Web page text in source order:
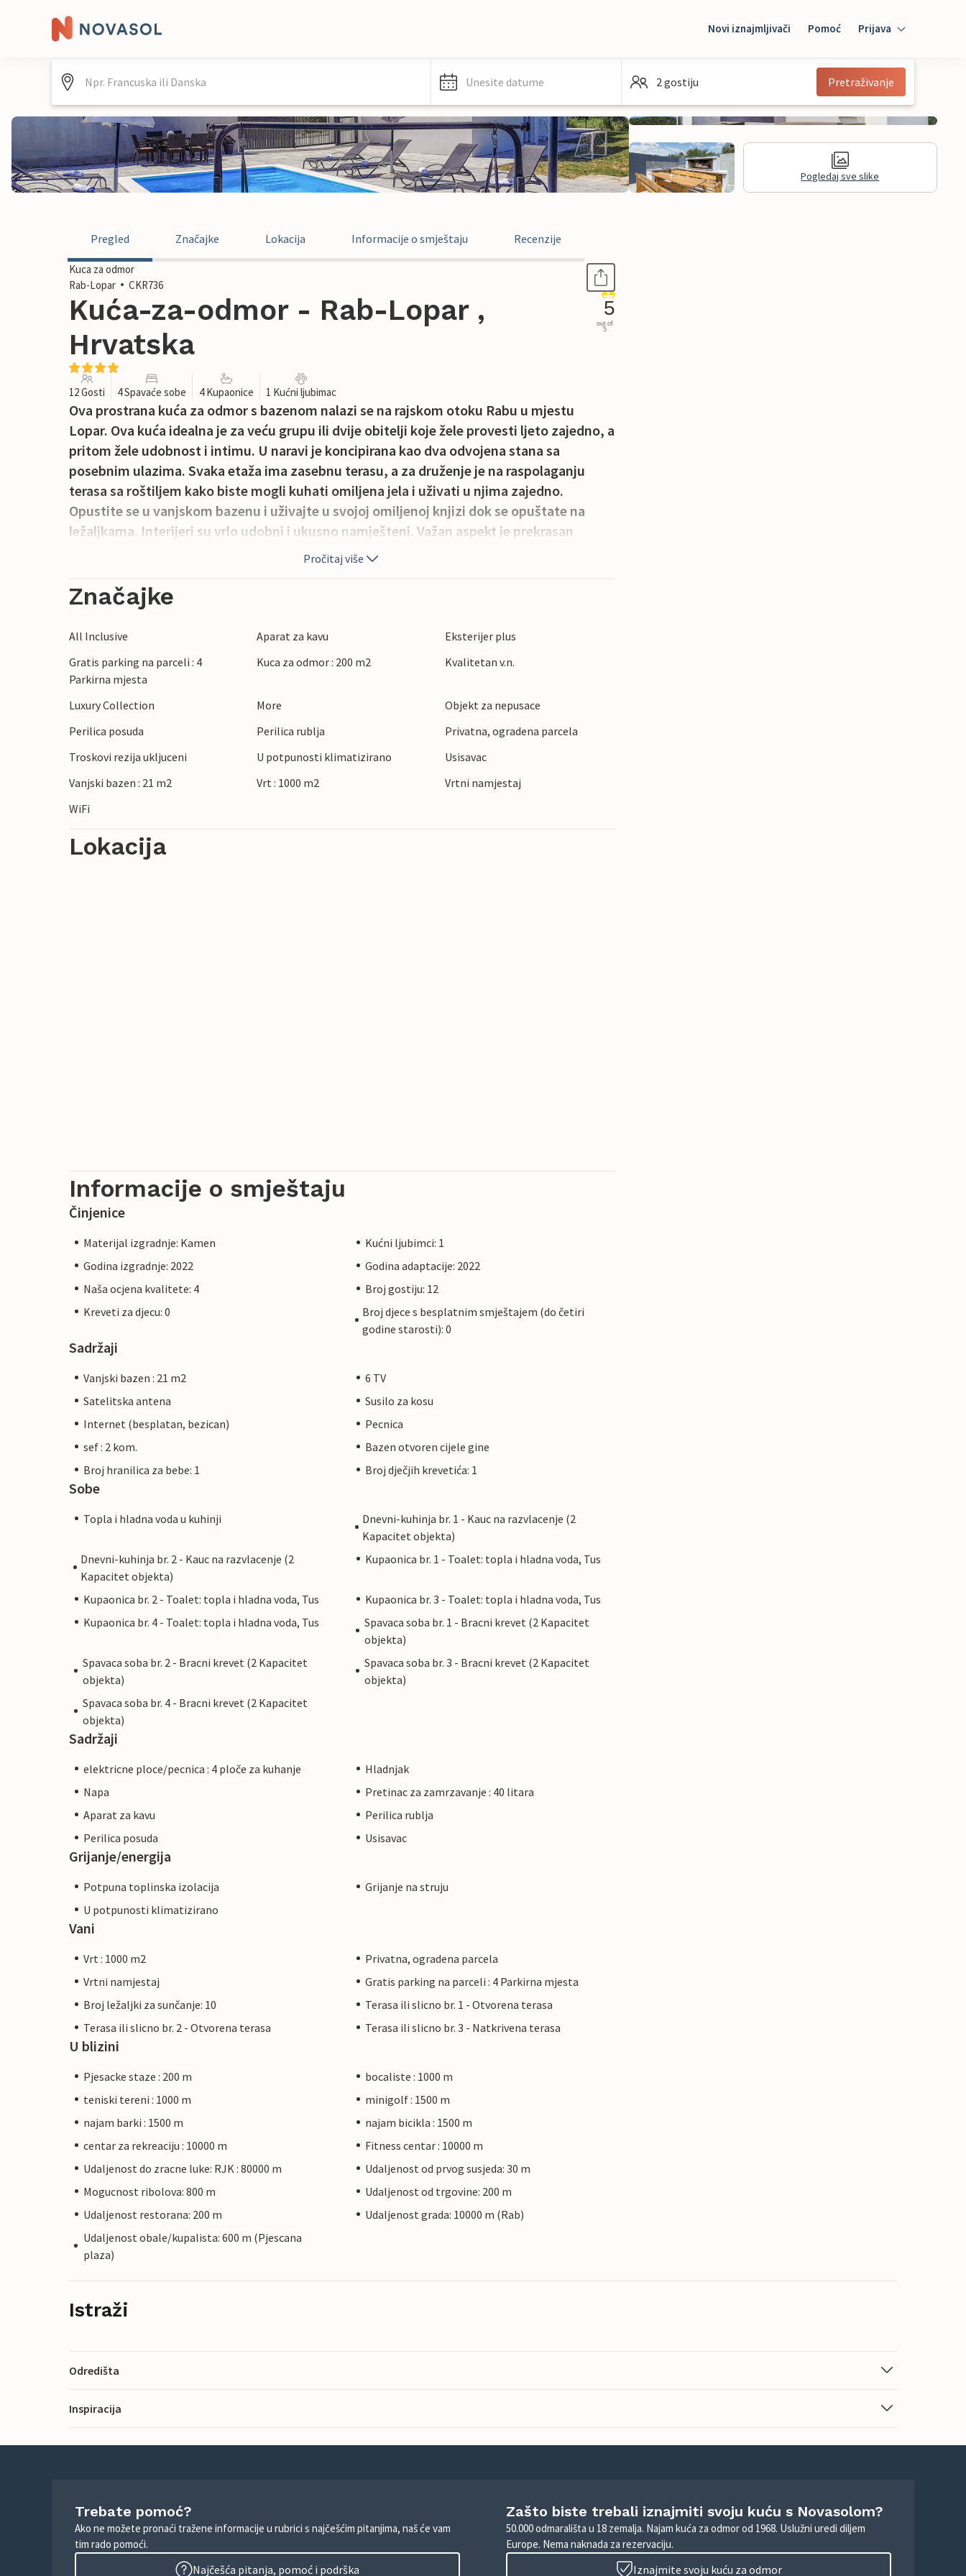
Novi iznajmljivači Pomoć Prijava
Mybooking
Unesite datume 2 gostiju Pretraživanje
Pogledaj sve slike
Pregled Značajke Lokacija Informacije o smještaju Recenzije
Kuca za odmor
Rab-Lopar
CKR736
Kuća-za-odmor - Rab-Lopar ,
Hrvatska
5
out of
5
12 Gosti 4 Spavaće sobe 4 Kupaonice 1 Kućni ljubimac
Ova prostrana kuća za odmor s bazenom nalazi se na rajskom otoku Rabu u mjestu
Lopar. Ova kuća idealna je za veću grupu ili dvije obitelji koje žele provesti ljeto zajedno, a
pritom žele udobnost i intimu. U naravi je koncipirana kao dva odvojena stana sa
posebnim ulazima. Svaka etaža ima zasebnu terasu, a za druženje je na raspolaganju
terasa sa roštiljem kako biste mogli kuhati omiljena jela i uživati u njima zajedno.
Opustite se u vanjskom bazenu i uživajte u svojoj omiljenoj knjizi dok se opuštate na
ležaljkama. Interijeri su vrlo udobni i ukusno namješteni. Važan aspekt je prekrasan
položaj, jer se vrlo brzo dolazi do prekrasnih pješčanih plaža. Tijekom svog boravka
istražite neke od skrivenih uvala po kojima je otok Rab poznat. Do otoka možete lako
doći trajektom s kopna, a tijekom ljetnih mjeseci na njemu se održavaju brojna
događanja. Glavni grad otoka je istoimeni grad Rab s kulturno-povijesnim spomenicima.
Lopar je popularno ljetovalište posebno za obitelji s malom djecom koji uživaju na
povijesni gradovi i kulturne znamenitosti odlike su koje privlače posjetitelje na otok Rab.
Pročitaj više
Značajke
All Inclusive Aparat za kavu
Eksterijer plus
Gratis parking na parceli : 4
Parkirna mjesta
Kuca za odmor : 200 m2 Kvalitetan v.n.
Luxury Collection More
Objekt za nepusace
Perilica posuda
Perilica rublja
Privatna, ogradena parcela
Troskovi rezija ukljuceni
U potpunosti klimatizirano
Usisavac
Vanjski bazen : 21 m2
Vrt : 1000 m2
Vrtni namjestaj
WiFi
Lokacija
Informacije o smještaju
Činjenice
Materijal izgradnje: Kamen
Kućni ljubimci: 1
Godina izgradnje: 2022
Godina adaptacije: 2022
Naša ocjena kvalitete: 4
Broj gostiju: 12
Kreveti za djecu: 0
Broj djece s besplatnim smještajem (do četiri
godine starosti): 0
Sadržaji
Vanjski bazen : 21 m2
6 TV
Satelitska antena
Susilo za kosu
Internet (besplatan, bezican)
Pecnica
sef : 2 kom.
Bazen otvoren cijele gine
Broj hranilica za bebe: 1
Broj dječjih krevetića: 1
Sobe
Topla i hladna voda u kuhinji
Dnevni-kuhinja br. 1 - Kauc na razvlacenje (2
Kapacitet objekta)
Dnevni-kuhinja br. 2 - Kauc na razvlacenje (2
Kapacitet objekta)
Kupaonica br. 1 - Toalet: topla i hladna voda, Tus
Kupaonica br. 2 - Toalet: topla i hladna voda, Tus
Kupaonica br. 3 - Toalet: topla i hladna voda, Tus
Kupaonica br. 4 - Toalet: topla i hladna voda, Tus
Spavaca soba br. 1 - Bracni krevet (2 Kapacitet
objekta)
Spavaca soba br. 2 - Bracni krevet (2 Kapacitet
objekta)
Spavaca soba br. 3 - Bracni krevet (2 Kapacitet
objekta)
Spavaca soba br. 4 - Bracni krevet (2 Kapacitet
objekta)
Sadržaji
elektricne ploce/pecnica : 4 ploče za kuhanje
Hladnjak
Napa
Pretinac za zamrzavanje : 40 litara
Aparat za kavu
Perilica rublja
Perilica posuda
Usisavac
Grijanje/energija
Potpuna toplinska izolacija
Grijanje na struju
U potpunosti klimatizirano
Vani
Vrt : 1000 m2
Privatna, ogradena parcela
Vrtni namjestaj
Gratis parking na parceli : 4 Parkirna mjesta
Broj ležaljki za sunčanje: 10
Terasa ili slicno br. 1 - Otvorena terasa
Terasa ili slicno br. 2 - Otvorena terasa
Terasa ili slicno br. 3 - Natkrivena terasa
U blizini
Pjesacke staze : 200 m
bocaliste : 1000 m
teniski tereni : 1000 m
minigolf : 1500 m
najam barki : 1500 m
najam bicikla : 1500 m
centar za rekreaciju : 10000 m
Fitness centar : 10000 m
Udaljenost do zracne luke: RJK : 80000 m
Udaljenost od prvog susjeda: 30 m
Mogucnost ribolova: 800 m
Udaljenost od trgovine: 200 m
Udaljenost restorana: 200 m
Udaljenost grada: 10000 m (Rab)
Udaljenost obale/kupalista: 600 m (Pjescana
plaza)
Istraži
Odredišta
Inspiracija
Trebate pomoć?
Ako ne možete pronaći tražene informacije u rubrici s najčešćim pitanjima, naš će vam
tim rado pomoći.
Najčešća pitanja, pomoć i podrška
Zašto biste trebali iznajmiti svoju kuću s Novasolom?
50.000 odmarališta u 18 zemalja. Najam kuća za odmor od 1968. Uslužni uredi diljem
Europe. Nema naknada za rezervaciju.
Iznajmite svoju kuću za odmor